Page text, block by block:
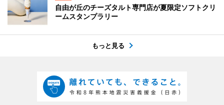
自由が丘のチーズタルト専門店が夏限定ソフトクリ
ームスタンプラリー
もっと見る